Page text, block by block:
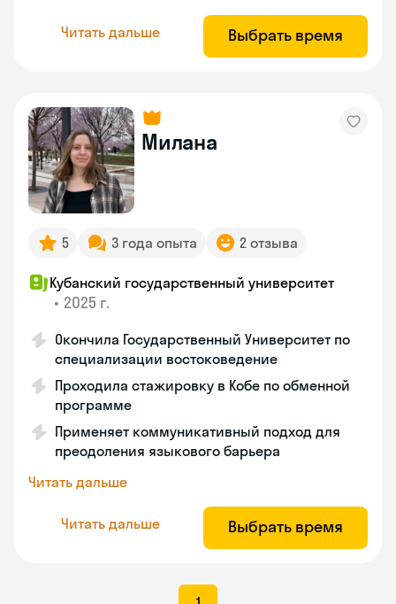
Читать дальше Выбрать время
Милана
5 3 года опыта 2 отзыва
Кубанский государственный университет
• 2025 г.
Окончила Государственный Университет по
специализации востоковедение
Проходила стажировку в Кобе по обменной
программе
Применяет коммуникативный подход для
преодоления языкового барьера
Читать дальше
Читать дальше Выбрать время